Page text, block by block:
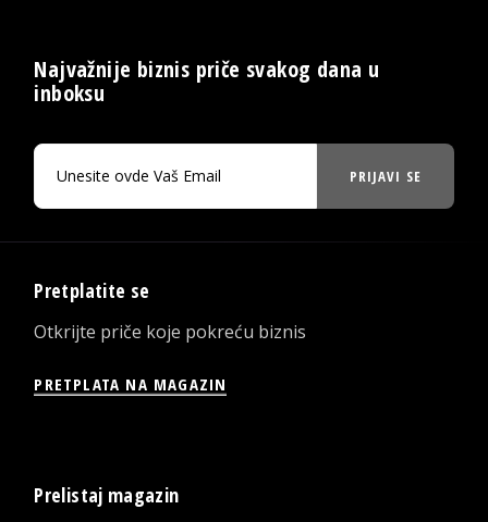
Najvažnije biznis priče svakog dana u
inboksu
PRIJAVI SE
Pretplatite se
Otkrijte priče koje pokreću biznis
PRETPLATA NA MAGAZIN
Prelistaj magazin